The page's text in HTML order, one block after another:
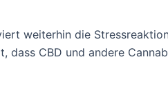
weiterhin die
dass CBD und andere